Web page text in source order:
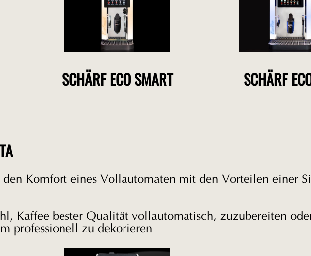
SCHÄRF ECO SMART SCHÄRF
Komfort eines Vollautomaten mit den Vorteilen einer
Kaffee bester Qualität vollautomatisch, zuzubereiten
professionell zu dekorieren